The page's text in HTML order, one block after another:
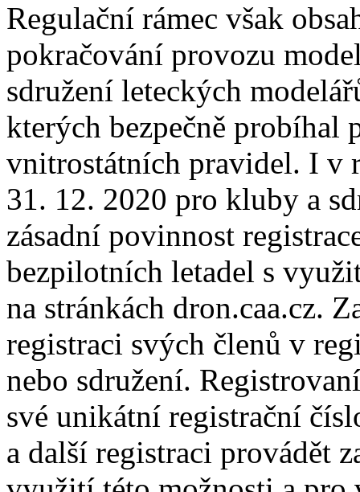
Regulační rámec však
pokračování provozu
sdružení leteckých
kterých bezpečně probíhal
vnitrostátních pravidel. I v
31. 12. 2020 pro kluby a
zásadní povinnost
bezpilotních letadel s
na stránkách dron.caa.cz.
registraci svých členů v
nebo sdružení.
své unikátní registrační
a další registraci provádět